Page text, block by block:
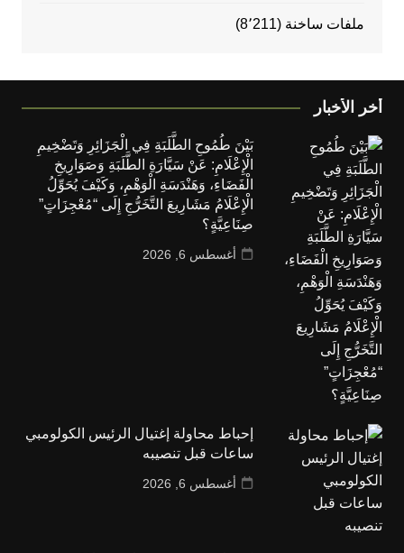
ملفات ساخنة (8٬211)
أخر الأخبار
بَيْنَ طُمُوحِ الطَّلَبَةِ فِي الْجَزَائِرِ وَتَضْخِيمِ
الْإِعْلَامِ: عَنْ سَيَّارَةِ الطَّلَبَةِ وَصَوَارِيخِ
الْفَضَاءِ، وَهَنْدَسَةِ الْوَهْمِ، وَكَيْفَ يُحَوِّلُ
الْإِعْلَامُ مَشَارِيعَ التَّخَرُّجِ إِلَى “مُعْجِزَاتٍ”
صِنَاعِيَّةٍ؟
أغسطس 6, 2026
إحباط محاولة إغتيال الرئيس الكولومبي
ساعات قبل تنصيبه
أغسطس 6, 2026